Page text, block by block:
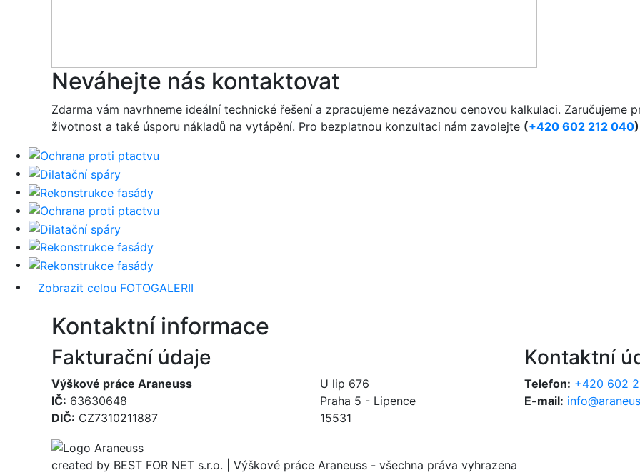
Neváhejte nás kontaktovat
Zdarma vám navrhneme ideální technické řešení a zpracujeme nezávaznou cenovou kalkulaci. Zaručujeme
životnost a také úsporu nákladů na vytápění. Pro bezplatnou konzultaci nám zavolejte (+420 602 212 040)
Zobrazit celou FOTOGALERII
Kontaktní informace
Fakturační údaje
Výškové práce Araneuss
IČ: 63630648
DIČ: CZ7310211887
U lip 676
Praha 5 - Lipence
15531
Kontaktní
Telefon: +420 602
E-mail:
created by BEST FOR NET s.r.o. | Výškové práce Araneuss - všechna práva vyhrazena